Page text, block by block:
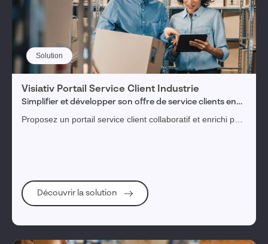
Solution
Visiativ Portail Service Client Industrie
Simplifier et développer son offre de service clients en
Proposez un portail service client collaboratif et enrichi par
Découvrir la solution